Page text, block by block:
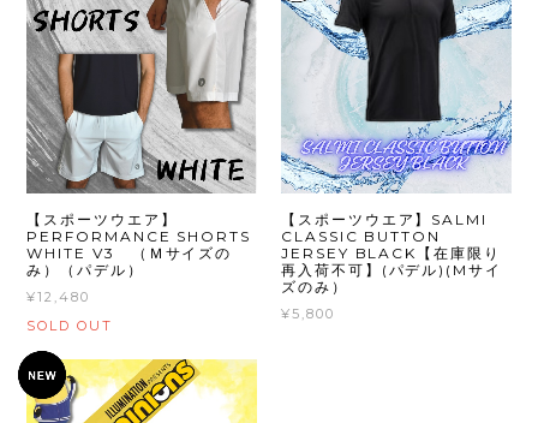
【スポーツウエア】
PERFORMANCE SHORTS
WHITE V3 （Ｍサイズの
み）（パデル）
¥12,480
SOLD OUT
【スポーツウエア】SALMI
CLASSIC BUTTON
JERSEY BLACK【在庫限り
再入荷不可】(パデル)(Mサイ
ズのみ）
¥5,800